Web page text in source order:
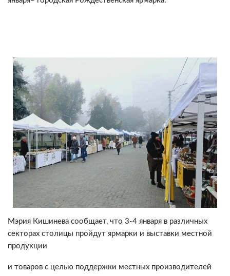
Мэрия Кишинева сообщает, что 3-4 января в различных
секторах столицы пройдут ярмарки и выставки местной
продукции
и товаров с целью поддержки местных производителей